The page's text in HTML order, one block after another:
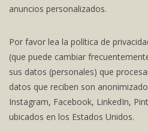
anuncios personalizados.
Por favor lea la política de
(que puede cambiar
sus datos (personales) que
datos que reciben son
Instagram, Facebook, LinkedIn,
ubicados en los Estados Unidos.